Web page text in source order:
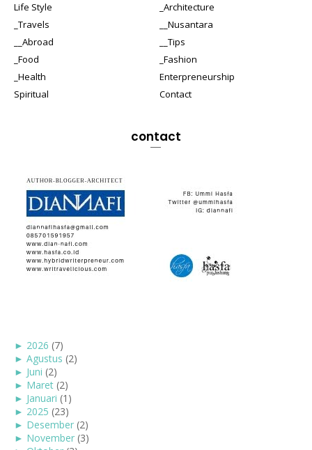
Life Style
_Architecture
_Travels
__Nusantara
__Abroad
__Tips
_Food
_Fashion
_Health
Enterpreneurship
Spiritual
Contact
contact
► 2026 (7)
► Agustus (2)
► Juni (2)
► Maret (2)
► Januari (1)
► 2025 (23)
► Desember (2)
► November (3)